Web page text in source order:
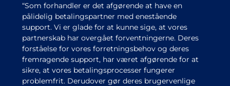
“Som forhandler er det afgørende at have en
pålidelig betalingspartner med enestående
support. Vi er glade for at kunne sige, at vores
partnerskab har overgået forventningerne. Deres
forståelse for vores forretningsbehov og deres
fremragende support, har været afgørende for at
sikre, at vores betalingsprocesser fungerer
problemfrit. Derudover gør deres brugervenlige